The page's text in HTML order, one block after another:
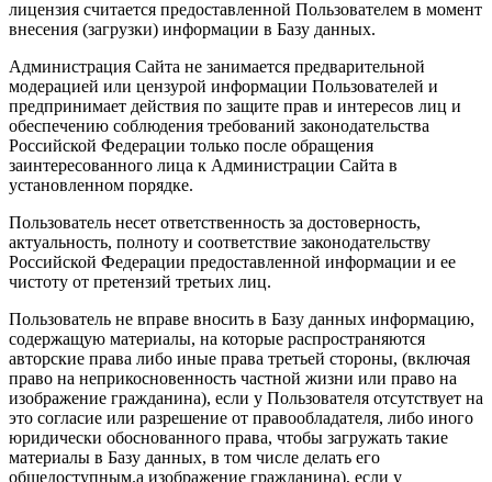
лицензия считается предоставленной Пользователем в момент
внесения (загрузки) информации в Базу данных.
Администрация Сайта не занимается предварительной
модерацией или цензурой информации Пользователей и
предпринимает действия по защите прав и интересов лиц и
обеспечению соблюдения требований законодательства
Российской Федерации только после обращения
заинтересованного лица к Администрации Сайта в
установленном порядке.
Пользователь несет ответственность за достоверность,
актуальность, полноту и соответствие законодательству
Российской Федерации предоставленной информации и ее
чистоту от претензий третьих лиц.
Пользователь не вправе вносить в Базу данных информацию,
содержащую материалы, на которые распространяются
авторские права либо иные права третьей стороны, (включая
право на неприкосновенность частной жизни или право на
изображение гражданина), если у Пользователя отсутствует на
это согласие или разрешение от правообладателя, либо иного
юридически обоснованного права, чтобы загружать такие
материалы в Базу данных, в том числе делать его
общедоступным.а изображение гражданина), если у